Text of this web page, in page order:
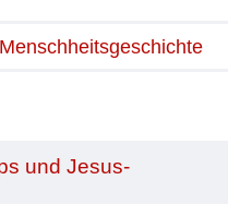
und Jesus-